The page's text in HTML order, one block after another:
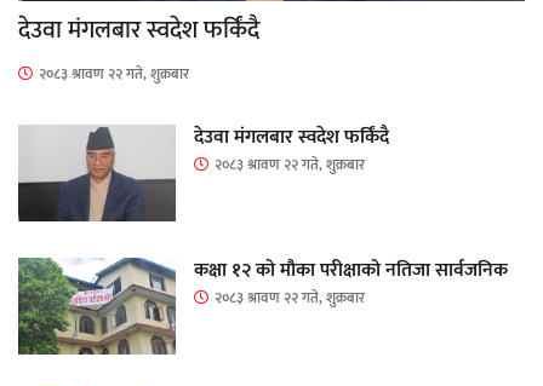
देउवा मंगलबार स्वदेश फर्किंदै
२०८३ श्रावण २२ गते, शुक्रबार
देउवा मंगलबार स्वदेश फर्किंदै
२०८३ श्रावण २२ गते, शुक्रबार
कक्षा १२ को मौका परीक्षाको नतिजा सार्वजनिक
२०८३ श्रावण २२ गते, शुक्रबार